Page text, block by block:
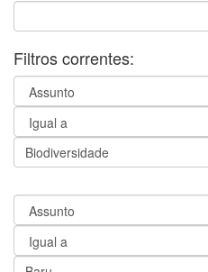
Filtros correntes: